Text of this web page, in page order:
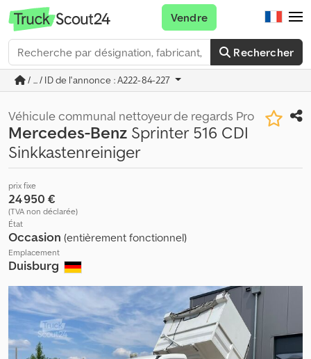
Rechercher
Vendre
/ ... / ID de l'annonce : A222-84-227
Véhicule communal nettoyeur de regards Pro
Mercedes-Benz Sprinter 516 CDI
Sinkkastenreiniger
prix fixe
24 950 €
(TVA non déclarée)
État
Occasion (entièrement fonctionnel)
Emplacement
Duisburg